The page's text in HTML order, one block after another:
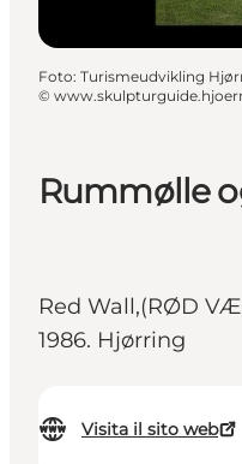
Rummølle
Red Wall,(RØD
1986. Hjørring
Visita il sito web
Foto: Turismeudvikling
©